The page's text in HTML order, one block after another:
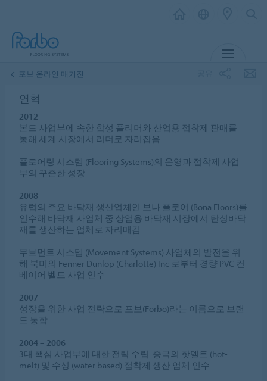
포보 온라인 매거진
연혁
2012
본드 사업부에 속한 합성 폴리머와 산업용 접착제 판매를
통해 세계 시장에서 리더로 자리잡음
플로어링 시스템 (Flooring Systems)의 운영과 접착제 사업
부의 꾸준한 성장
2008
유럽의 주요 바닥재 생산업체인 보나 플로어 (Bona Floors)를
인수해 바닥재 사업체 중 상업용 바닥재 시장에서 탄성바닥
재를 생산하는 업체로 자리매김
무브먼트 시스템 (Movement Systems) 사업체의 발전을 위
해 북미의 Fenner Dunlop (Charlotte) Inc 로부터 경량 PVC 컨
베이어 벨트 사업 인수
2007
성장을 위한 사업 전략으로 포보(Forbo)라는 이름으로 브랜
드 통합
2004 – 2006
3대 핵심 사업부에 대한 전략 수립. 중국의 핫멜트 (hot-
melt) 및 수성 (water based) 접착제 생산 업체 인수